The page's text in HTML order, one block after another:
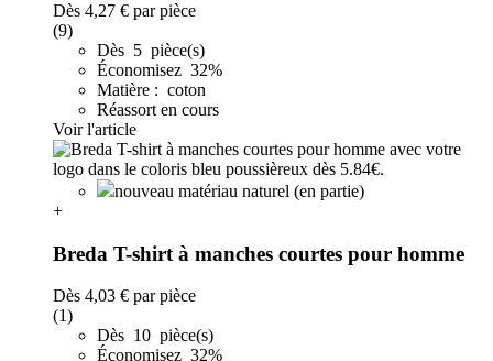
Dès 4,27 € par pièce
(9)
Dès 5 pièce(s)
Économisez 32%
Matière : coton
Réassort en cours
Voir l'article
nouveau matériau naturel (en partie)
+
Breda T-shirt à manches courtes pour homme
Dès 4,03 € par pièce
(1)
Dès 10 pièce(s)
Économisez 32%